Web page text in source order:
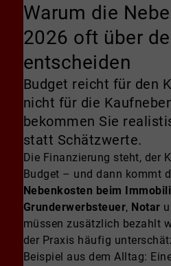
Warum die
2026 oft über
entscheiden
Budget reicht für den
nicht für die
bekommen Sie
statt Schätzwerte.
Die Finanzierung steht, der
Budget – und dann kommt
Nebenkosten beim
Grunderwerbsteuer, Notar
müssen zusätzlich bezahlt
der Praxis häufig
Beispiel aus dem Alltag: